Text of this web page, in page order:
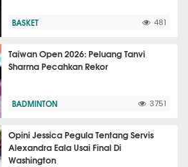
BASKET 481
Taiwan Open 2026: Peluang Tanvi
Sharma Pecahkan Rekor
BADMINTON 3751
Opini Jessica Pegula Tentang Servis
Alexandra Eala Usai Final Di
Washington